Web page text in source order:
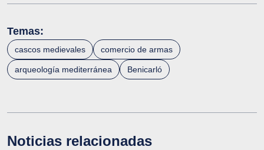
Temas:
cascos medievales comercio de armas
arqueología mediterránea Benicarló
Noticias relacionadas